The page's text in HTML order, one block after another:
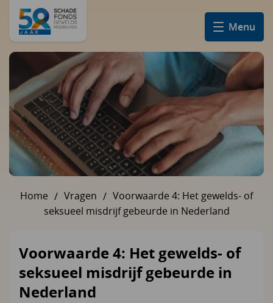
Menu
U bent hier:
Home Vragen
Voorwaarde 4: Het gewelds- of
seksueel misdrijf gebeurde in Nederland
Voorwaarde 4: Het gewelds- of
seksueel misdrijf gebeurde in
Nederland